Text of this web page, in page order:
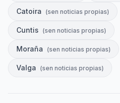
Catoira (sen noticias propias)
Cuntis (sen noticias propias)
Moraña (sen noticias propias)
Valga (sen noticias propias)